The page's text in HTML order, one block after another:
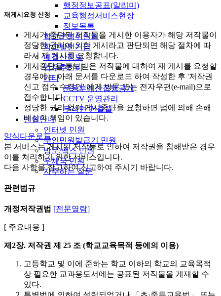
행정정보공표(알리미)
교육행정서비스현장
정보목록
학교운영위원회
학교발전기금
예결산정보
업무추진비
기타
운동부예산집행공개
CCTV 운영관리
무석면 건출물
민원안내
인터넷 민원
무인민원발급기 민원
방문/팩스 민원
우체국 민원
자주하는 질문
재게시요청 신청
게시가 중단된 저작물을 게시한 이용자가 해당 저작물이
정당한 권리에 의한 게시라고 판단되면 해당 절차에 따
라서 재 게시를 요청합니다.
게시중단을 통보받은 저작물에 대하여 재 게시를 요청할
경우에는 아래 문서를 다운로드 하여 작성한 후 '저작권
신고 접수 수령인' 에게 방문 또는 전자우편(e-mail)으로
접수합니다.
정당한 권리 없이 게시중단을 요청하면 법에 의해 손해
배상의 책임이 있습니다.
양식다운로드
본 서비스는 게시된 저작물로 인하여 저작권을 침해받은 경우
이를 처리하기 위한 서비스입니다.
다음 사항을 참고하여 신고하여 주시기 바랍니다.
관련법규
개정저작권법 [전문열람]
[ 주요내용 ]
제2장. 저작권 제 25 조 (학교교육목적 등에의 이용)
고등학교 및 이에 준하는 학교 이하의 학교의 교육목적
상 필요한 교과용도서에는 공표된 저작물을 게재할 수
있다.